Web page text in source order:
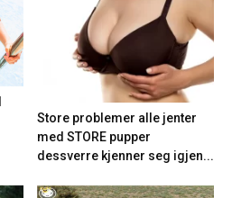
Store problemer alle jenter
med STORE pupper
dessverre kjenner seg igjen...